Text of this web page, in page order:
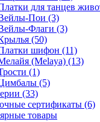
для танцев
Пои (3)
Флаги (3)
(50)
шифон (11)
(Melaya) (13)
(1)
(5)
(33)
сертификаты (6)
товары